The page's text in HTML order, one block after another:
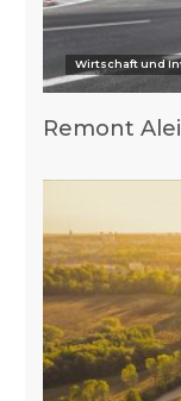
Wirtschaft und
Remont